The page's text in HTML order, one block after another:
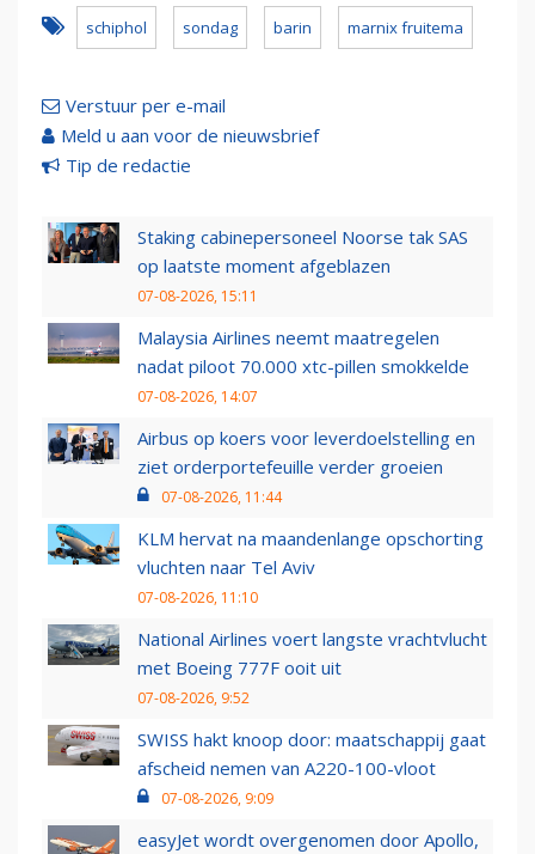
schiphol sondag barin marnix fruitema
Verstuur per e-mail
Meld u aan voor de nieuwsbrief
Tip de redactie
Staking cabinepersoneel Noorse tak SAS
op laatste moment afgeblazen
07-08-2026, 15:11
Malaysia Airlines neemt maatregelen
nadat piloot 70.000 xtc-pillen smokkelde
07-08-2026, 14:07
Airbus op koers voor leverdoelstelling en
ziet orderportefeuille verder groeien
07-08-2026, 11:44
KLM hervat na maandenlange opschorting
vluchten naar Tel Aviv
07-08-2026, 11:10
National Airlines voert langste vrachtvlucht
met Boeing 777F ooit uit
07-08-2026, 9:52
SWISS hakt knoop door: maatschappij gaat
afscheid nemen van A220-100-vloot
07-08-2026, 9:09
easyJet wordt overgenomen door Apollo,